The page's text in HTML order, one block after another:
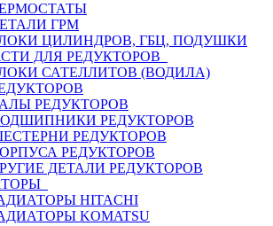
ГРМ
ЦИЛИНДРОВ, ГБЦ, ПОДУШКИ
ДЛЯ РЕДУКТОРОВ
САТЕЛЛИТОВ (ВОДИЛА)
РЕДУКТОРОВ
РЕДУКТОРОВ
РЕДУКТОРОВ
РЕДУКТОРОВ
ДЕТАЛИ РЕДУКТОРОВ
HITACHI
KOMATSU